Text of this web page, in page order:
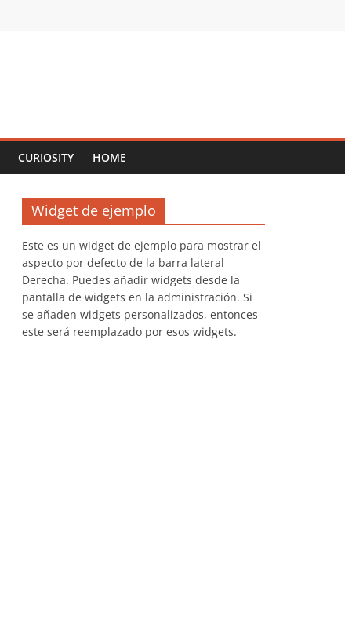
CURIOSITY HOME
Widget de ejemplo
Este es un widget de ejemplo para mostrar el
aspecto por defecto de la barra lateral
Derecha. Puedes añadir widgets desde la
pantalla de widgets en la administración. Si
se añaden widgets personalizados, entonces
este será reemplazado por esos widgets.